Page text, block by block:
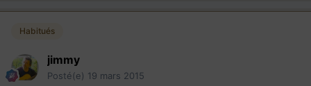
Habitués
jimmy
Posté(e) 19 mars 2015